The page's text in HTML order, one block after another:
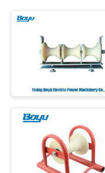
PRIVACY
POLICY